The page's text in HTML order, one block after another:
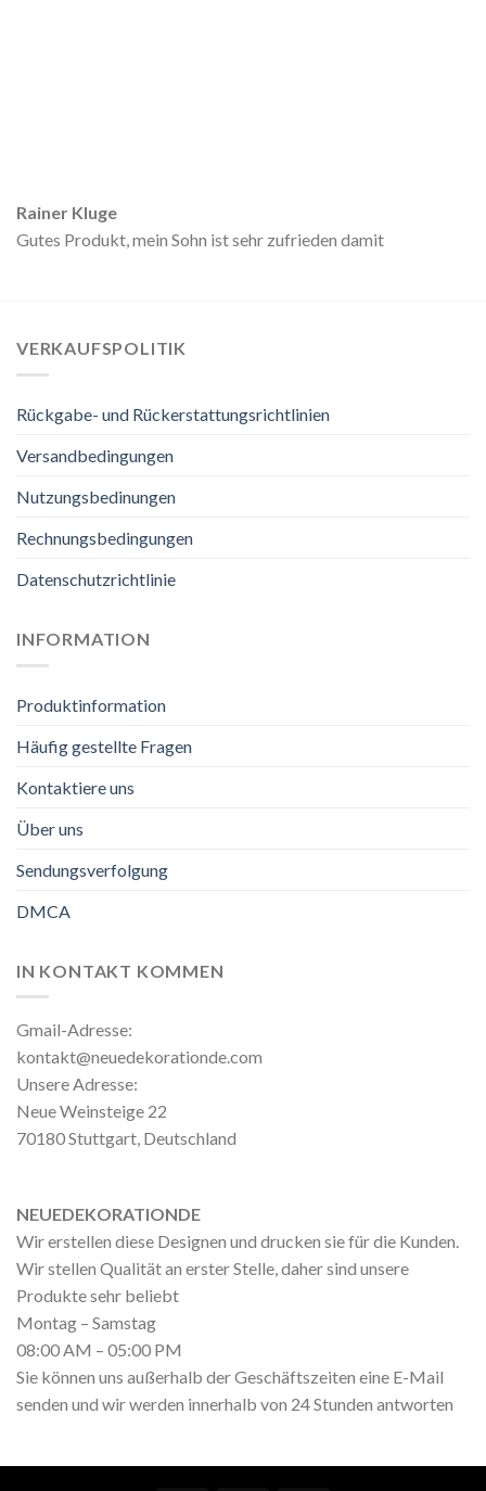
Rainer Kluge
Gutes Produkt, mein Sohn ist sehr zufrieden damit
VERKAUFSPOLITIK
Rückgabe- und Rückerstattungsrichtlinien
Versandbedingungen
Nutzungsbedinungen
Rechnungsbedingungen
Datenschutzrichtlinie
INFORMATION
Produktinformation
Häufig gestellte Fragen
Kontaktiere uns
Über uns
Sendungsverfolgung
DMCA
IN KONTAKT KOMMEN
Gmail-Adresse:
kontakt@neuedekorationde.com
Unsere Adresse:
Neue Weinsteige 22
70180 Stuttgart, Deutschland
NEUEDEKORATIONDE
Wir erstellen diese Designen und drucken sie für die Kunden.
Wir stellen Qualität an erster Stelle, daher sind unsere
Produkte sehr beliebt
Montag – Samstag
08:00 AM – 05:00 PM
Sie können uns außerhalb der Geschäftszeiten eine E-Mail
senden und wir werden innerhalb von 24 Stunden antworten